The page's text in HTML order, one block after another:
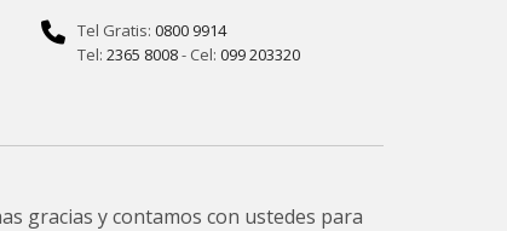
Tel Gratis: 0800 9914
Tel: 2365 8008- Cel: 099 203320
gracias y contamos con ustedes para